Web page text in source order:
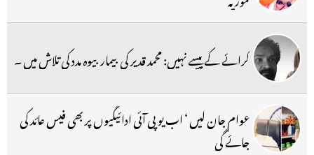
کرائے کے پیسے نہیں: محمد قدیر کی بیمار بیوہ مدد کی تلاش میں ۔
عوام جان لیں ‘ اب یو پی آئی ادائیگیوں پر بھی فیس عائد کی
جائے گی